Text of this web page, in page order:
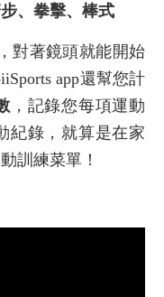
、拳擊、棒式
對著鏡頭就能開始
app還幫您計
，記錄您每項運動
紀錄，就算是在家
訓練菜單！